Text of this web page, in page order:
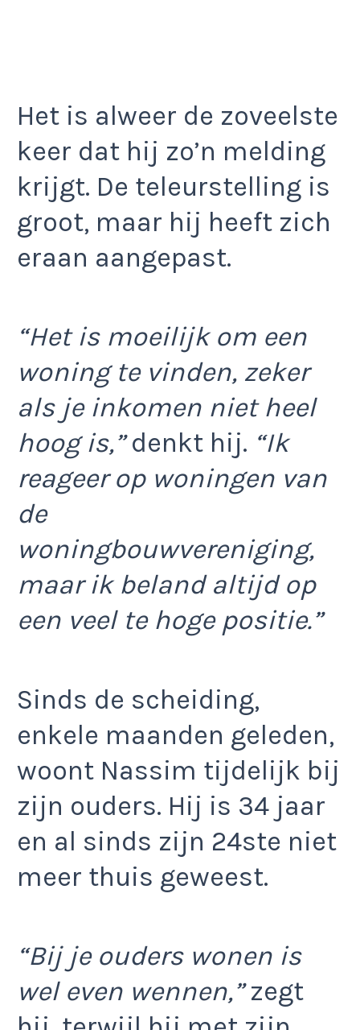
Het is alweer de zoveelste
keer dat hij zo’n melding
krijgt. De teleurstelling is
groot, maar hij heeft zich
eraan aangepast.
“Het is moeilijk om een
woning te vinden, zeker
als je inkomen niet heel
hoog is,”denkt hij. “Ik
reageer op woningen van
de
woningbouwvereniging,
maar ik beland altijd op
een veel te hoge positie.”
Sinds de scheiding,
enkele maanden geleden,
woont Nassim tijdelijk bij
zijn ouders. Hij is 34 jaar
en al sinds zijn 24ste niet
meer thuis geweest.
“Bij je ouders wonen is
wel even wennen,”zegt